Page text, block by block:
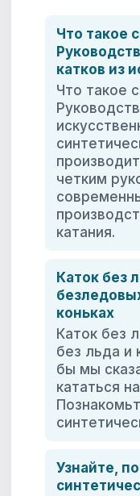
Что такое
катков из
Что такое
четким
катания.
Каток без
коньках
Каток без
без льда и
бы мы
кататься
Узнайте,